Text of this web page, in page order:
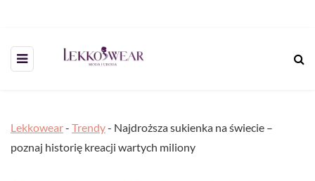
Lekkowear- Trendy- Najdroższa sukienka na świecie –
poznaj historię kreacji wartych miliony